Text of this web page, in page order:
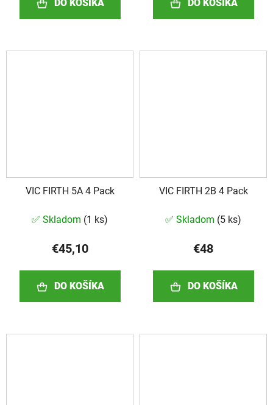
DO KOŠÍKA DO KOŠÍKA
VIC FIRTH 5A 4 Pack
✅ Skladom (1 ks)
€45,10
DO KOŠÍKA
VIC FIRTH 2B 4 Pack
✅ Skladom (5 ks)
€48
DO KOŠÍKA